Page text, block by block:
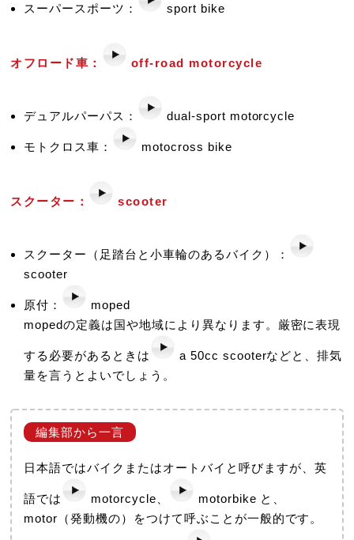
スーパースポーツ： sport bike
オフロード車： off-road motorcycle
デュアルパーパス： dual-sport motorcycle
モトクロス車： motocross bike
スクーター： scooter
スクーター（足踏台と小車輪のあるバイク）：
scooter
原付：
moped
mopedの定義は国や地域により異なります。厳密に表現
する必要があるときは
a 50cc scooterなどと、排気
量を言うとよいでしょう。
日本語ではバイクまたはオートバイと呼びますが、英
語では motorcycle、
motorbike と、
motor（発動機の）をつけて呼ぶことが一般的です。